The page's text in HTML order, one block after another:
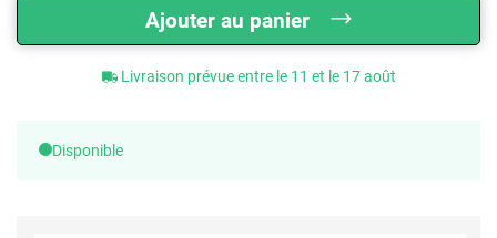
Ajouter au panier
Livraison prévue entre le 11 et le 17 août
Disponible